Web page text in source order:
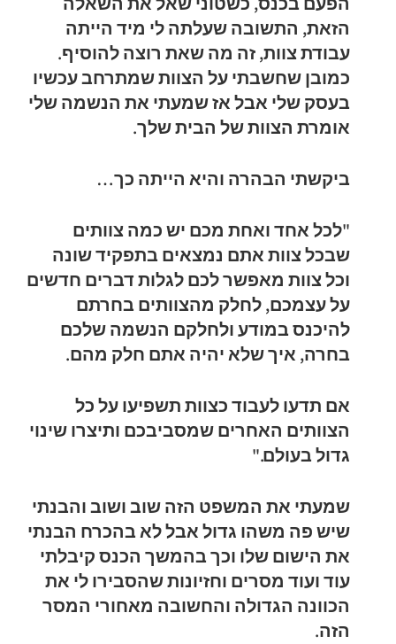
הזאת, התשובה שעלתה לי מיד הייתה
עבודת צוות, זה מה שאת רוצה להוסיף.
כמובן שחשבתי על הצוות שמתרחב עכשיו
בעסק שלי אבל אז שמעתי את הנשמה שלי
אומרת הצוות של הבית שלך.
ביקשתי הבהרה והיא הייתה כך…
"לכל אחד ואחת מכם יש כמה צוותים
שבכל צוות אתם נמצאים בתפקיד שונה
וכל צוות מאפשר לכם לגלות דברים חדשים
על עצמכם, לחלק מהצוותים בחרתם
להיכנס במודע ולחלקם הנשמה שלכם
בחרה, איך שלא יהיה אתם חלק מהם.
אם תדעו לעבוד כצוות תשפיעו על כל
הצוותים האחרים שמסביבכם ותיצרו שינוי
גדול בעולם."
שמעתי את המשפט הזה שוב ושוב והבנתי
שיש פה משהו גדול אבל לא בהכרח הבנתי
את הישום שלו וכך בהמשך הכנס קיבלתי
עוד ועוד מסרים וחזיונות שהסבירו לי את
הכוונה הגדולה והחשובה מאחורי המסר
הזה.